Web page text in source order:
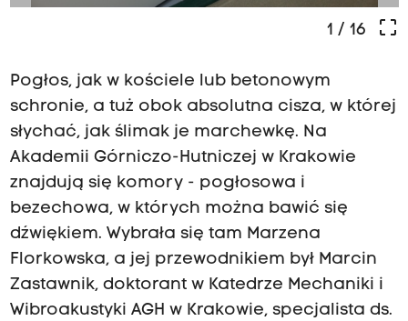
crop_free
1 / 16
Pogłos, jak w kościele lub betonowym
schronie, a tuż obok absolutna cisza, w której
słychać, jak ślimak je marchewkę. Na
Akademii Górniczo-Hutniczej w Krakowie
znajdują się komory - pogłosowa i
bezechowa, w których można bawić się
dźwiękiem. Wybrała się tam Marzena
Florkowska, a jej przewodnikiem był Marcin
Zastawnik, doktorant w Katedrze Mechaniki i
Wibroakustyki AGH w Krakowie, specjalista ds.